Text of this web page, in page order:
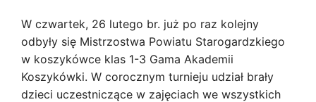
W czwartek, 26 lutego br. już po raz kolejny
odbyły się Mistrzostwa Powiatu Starogardzkiego
w koszykówce klas 1-3 Gama Akademii
Koszykówki. W corocznym turnieju udział brały
dzieci uczestniczące w zajęciach we wszystkich